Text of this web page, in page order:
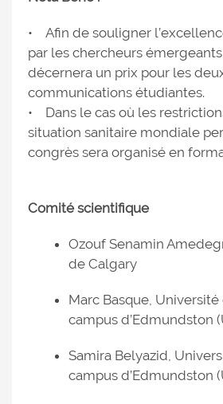
• Afin de souligner
par les chercheurs
décernera un prix pour les
communications étudiantes.
• Dans le cas où les
situation sanitaire mondiale
congrès sera organisé en
Comité scientifique
Ozouf Senamin
de Calgary
Marc Basque, Université
campus d’Edmundston
Samira Belyazid,
campus d’Edmundston